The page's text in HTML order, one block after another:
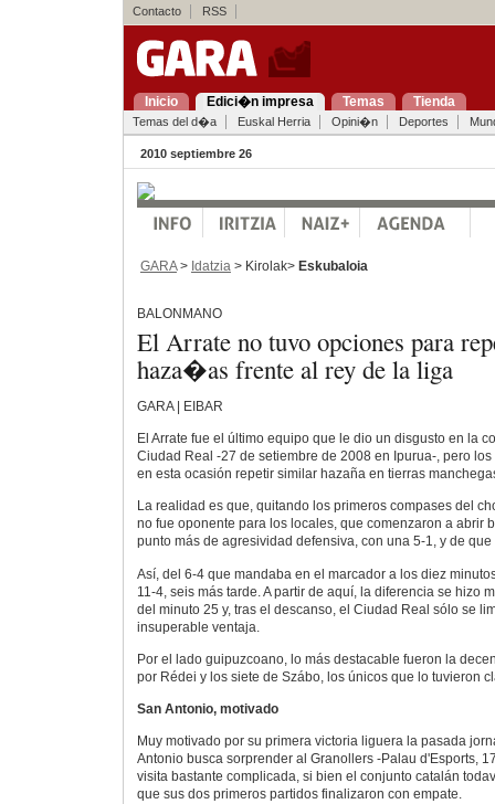
Contacto RSS
Inicio Edici�n impresa Temas Tienda
Temas del d�a Euskal Herria Opini�n Deportes
2010 septiembre 26
GARA> Idatzia > Kirolak> Eskubaloia
BALONMANO
El Arrate no tuvo opciones para
haza�as frente al rey de la liga
GARA | EIBAR
El Arrate fue el último equipo que le dio un disgusto en la
Ciudad Real -27 de setiembre de 2008 en Ipurua-, pero
en esta ocasión repetir similar hazaña en tierras
La realidad es que, quitando los primeros compases del
no fue oponente para los locales, que comenzaron a abrir
punto más de agresividad defensiva, con una 5-1, y de
Así, del 6-4 que mandaba en el marcador a los diez
11-4, seis más tarde. A partir de aquí, la diferencia se hizo
del minuto 25 y, tras el descanso, el Ciudad Real sólo se
insuperable ventaja.
Por el lado guipuzcoano, lo más destacable fueron la
por Rédei y los siete de Szábo, los únicos que lo tuvieron
San Antonio, motivado
Muy motivado por su primera victoria liguera la pasada
Antonio busca sorprender al Granollers -Palau d'Esports,
visita bastante complicada, si bien el conjunto catalán
que sus dos primeros partidos finalizaron con empate.